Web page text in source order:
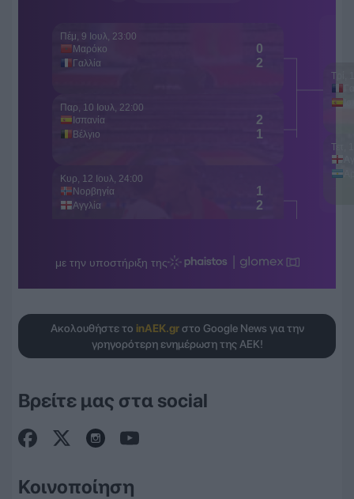
Ακολουθήστε το inAEK.grστο Google News για την
γρηγορότερη ενημέρωση της ΑΕΚ!
Βρείτε μας στα social
Κοινοποίηση